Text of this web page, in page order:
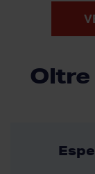
Oltre